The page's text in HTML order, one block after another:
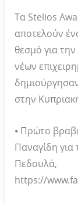
Τα Stelios
αποτελούν
θεσμό για
νέων
στην
⦁ Πρώτο
Παναγίδη για
Πεδουλά,
https://